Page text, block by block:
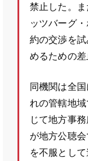
禁止した。
ッツバーグ
約の交渉を
めるための
同機関は全
れの管轄地
じて地方事
が地方公聴
を不服とし